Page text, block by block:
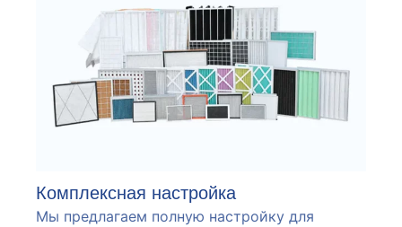
Комплексная настройка
Мы предлагаем полную настройку для